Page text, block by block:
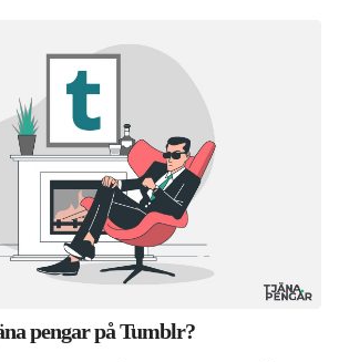
pengar på Tumblr?